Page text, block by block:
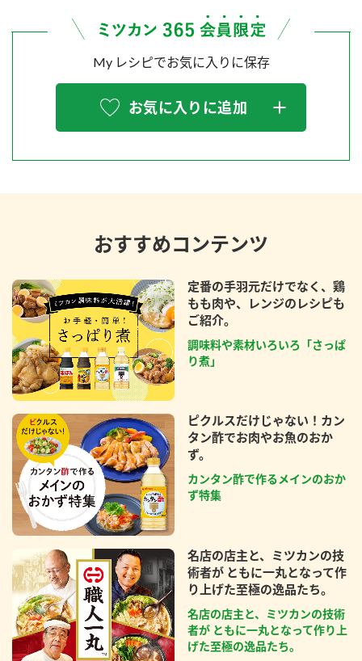
My レシピでお気に入りに保存
お気に入りに追加
おすすめコンテンツ
定番の手羽元だけでなく、鶏
もも肉や、レンジのレシピも
ご紹介。
調味料や素材いろいろ「さっぱ
り煮」
ピクルスだけじゃない！カン
タン酢でお肉やお魚のおか
ず。
カンタン酢で作るメインのおか
ず特集
名店の店主と、ミツカンの技
術者が ともに一丸となって作
り上げた至極の逸品たち。
名店の店主と、ミツカンの技術
者が ともに一丸となって作り上
げた至極の逸品たち。